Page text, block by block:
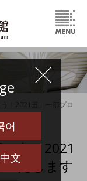
어
文
！2021丑」一部プロ
う！2021
たします